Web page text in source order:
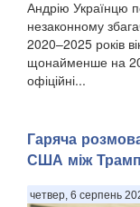
Андрію Українцю
незаконному
2020–2025 років
щонайменше на
офіційні...
Гаряча
США між
четвер, 6 серпень